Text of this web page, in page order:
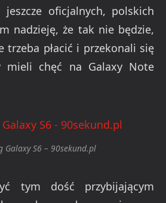
oficjalnych, polskich
nadzieję, że tak nie będzie,
trzeba płacić i przekonali się
chęć na Galaxy Note
Galaxy S6 – 90sekund.pl
tym dość przybijającym